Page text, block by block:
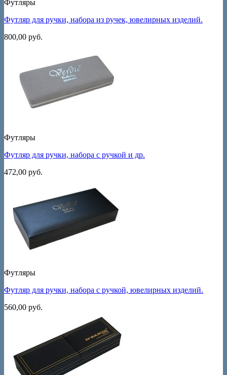
Футляры
Футляр для ручки, набора из ручек, ювелирных изделий.
800,00 руб.
Футляры
Футляр для ручки, набора с ручкой и др.
472,00 руб.
Футляры
Футляр для ручки, набора с ручкой, ювелирных изделий.
560,00 руб.